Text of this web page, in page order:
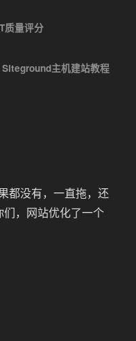
质量评分
主机建站教程
都没有，一直拖，还
，网站优化了一个